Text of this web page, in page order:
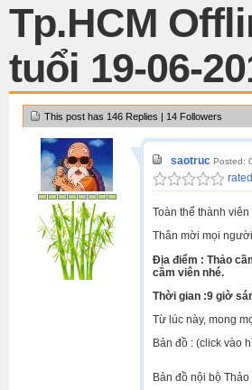
Tp.HCM
tuổi 19-06-
This post has 146 Replies | 14 Followers
saotruc Posted:
Toàn thể thành
Thân mời mọi
Địa điểm : Thảo
cầm viên nhé.
Thời gian :9 giờ
Từ lúc này, mong
Bản đồ : (click vào
Bản đồ nội bộ